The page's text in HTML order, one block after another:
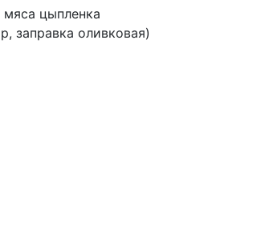
цыпленка
заправка оливковая)